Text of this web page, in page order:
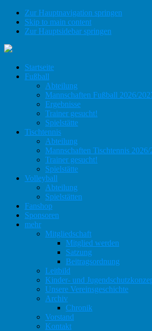
Zur Hauptnavigation springen
Skip to main content
Zur Hauptsidebar springen
Startseite
Fußball
Abteilung
Mannschaften Fußball 2026/
Ergebnisse
Trainer gesucht!
Spielstätte
Tischtennis
Abteilung
Mannschaften Tischtennis 2026/
Trainer gesucht!
Spielstätte
Volleyball
Abteilung
Spielstätten
Fanshop
Sponsoren
mehr
Mitgliedschaft
Mitglied werden
Satzung
Beitragsordnung
Leitbild
Kinder- und
Unsere Vereinsgeschichte
Archiv
Chronik
Vorstand
Kontakt